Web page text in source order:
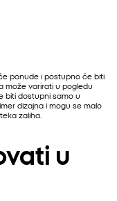
ponude i postupno će biti
može varirati u pogledu
biti dostupni samo u
dizajna i mogu se malo
zaliha.
u